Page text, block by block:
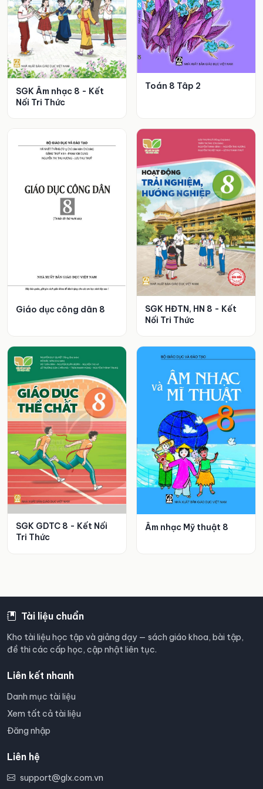
SGK Âm nhạc 8 - Kết
Nối Tri Thức
Toán 8 Tâp 2
Giáo dục công dân 8
SGK HĐTN, HN 8 - Kết
Nối Tri Thức
SGK GDTC 8 - Kết Nối
Tri Thức
Âm nhạc Mỹ thuật 8
Tài liệu chuẩn
Kho tài liệu học tập và giảng dạy — sách giáo khoa, bài tập,
đề thi các cấp học, cập nhật liên tục.
Liên kết nhanh
Danh mục tài liệu
Xem tất cả tài liệu
Đăng nhập
Liên hệ
support@glx.com.vn